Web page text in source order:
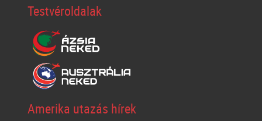
Testvéroldalak
Amerika utazás hírek